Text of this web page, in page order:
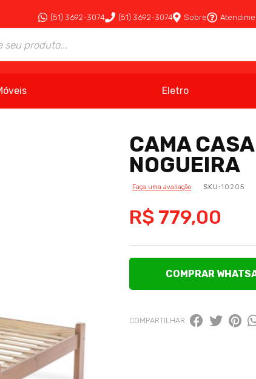
(51) 3692-3074 (51) 3692-3074 Sobre
Eletro
CAMA
NOGUEIRA
Faça uma avaliação SKU:10205
R$ 779,00
COMPRAR
COMPARTILHAR: